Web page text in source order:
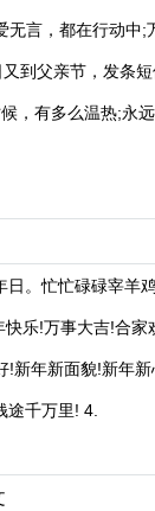
无言，都在行动中;
到父亲节，发条
，有多么温热;永
日。忙忙碌碌宰羊
乐!万事大吉!合家
!新年新面貌!新年新
途千万里! 4.